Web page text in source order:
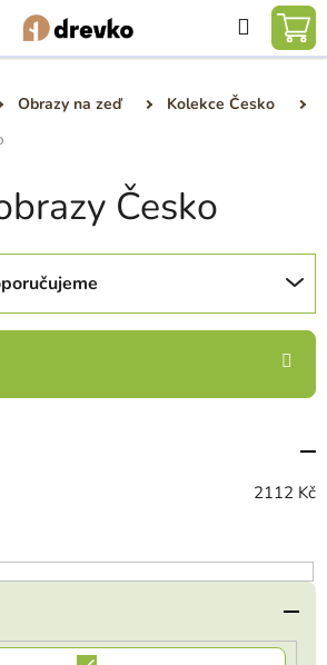
Hledat
Obrazy na zeď
Kolekce Česko
Česko
2112 Kč